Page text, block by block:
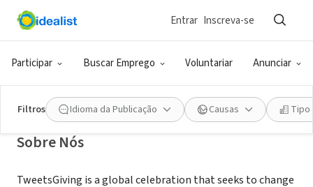
Participar Buscar Emprego Voluntariar Anunciar
Entrar Inscreva-se
Filtros Idioma da Publicação Causas Tipo
ONG (SETOR SOCIAL)
Tweetsgiving Buenos Aires
Sobre Nós
TweetsGiving is a global celebration that seeks to change